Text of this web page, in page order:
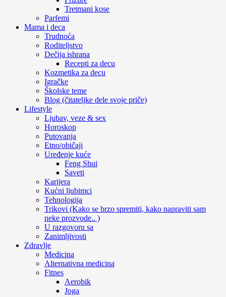
Tretmani kose
Parfemi
Mama i deca
Trudnoća
Roditeljstvo
Dečija ishrana
Recepti za decu
Kozmetika za decu
Igračke
Školske teme
Blog (čitateljke dele svoje priče)
Lifestyle
Ljubav, veze & sex
Horoskop
Putovanja
Etno/običaji
Uređenje kuće
Feng Shui
Saveti
Karijera
Kućni ljubimci
Tehnologija
Trikovi (Kako se brzo spremiti, kako napraviti sam
neke prozvode.. )
U razgovoru sa
Zanimljivosti
Zdravlje
Medicina
Alternativna medicina
Fitnes
Aerobik
Joga